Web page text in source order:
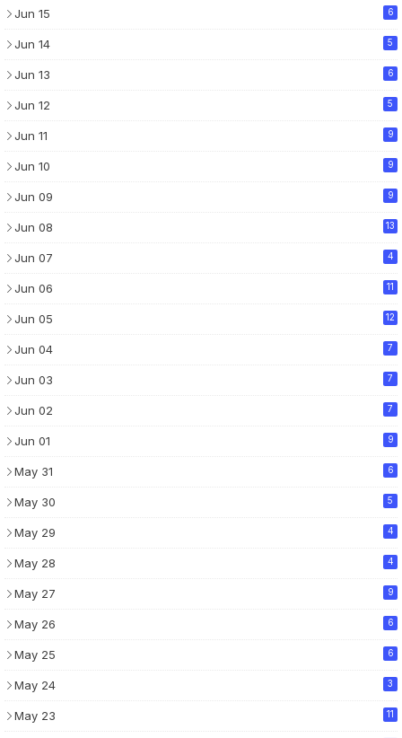
Jun 15 6
Jun 14 5
Jun 13 6
Jun 12 5
Jun 11 9
Jun 10 9
Jun 09 9
Jun 08 13
Jun 07 4
Jun 06 11
Jun 05 12
Jun 04 7
Jun 03 7
Jun 02 7
Jun 01 9
May 31 6
May 30 5
May 29 4
May 28 4
May 27 9
May 26 6
May 25 6
May 24 3
May 23 11